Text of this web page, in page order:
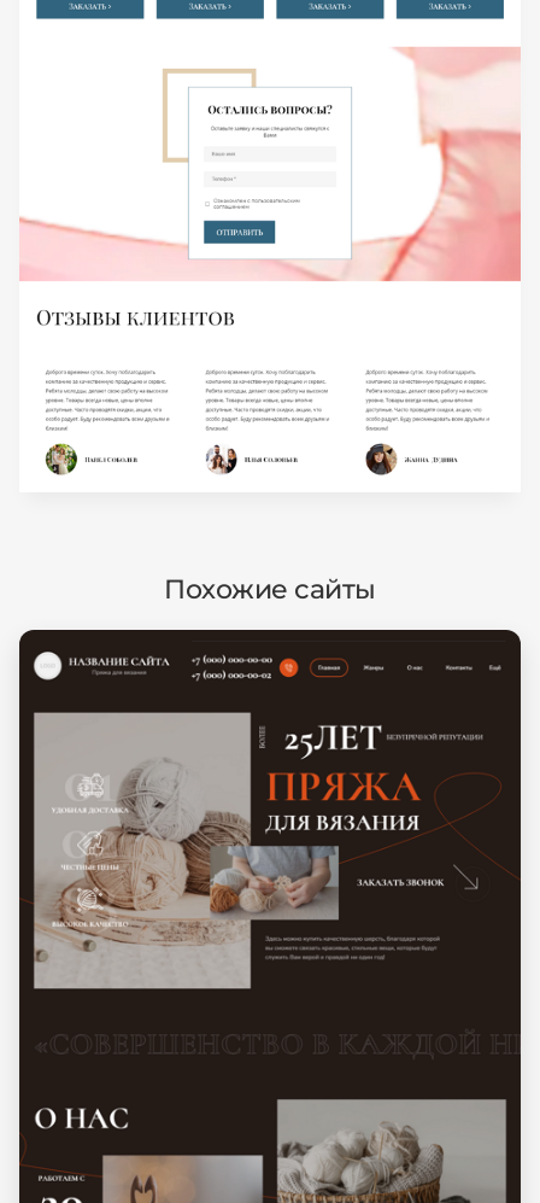
Похожие сайты